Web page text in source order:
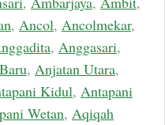
, Ancol, Ancolmekar,
, Anggasari,
, Anjatan Utara,
Kidul, Antapani
Wetan, Aqiqah